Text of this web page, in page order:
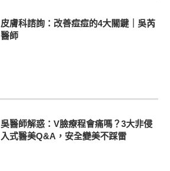
皮膚科諮詢：改善痘痘的4大關鍵｜吳芮
醫師
吳醫師解惑：V臉療程會痛嗎？3大非侵
入式醫美Q&A，安全變美不踩雷